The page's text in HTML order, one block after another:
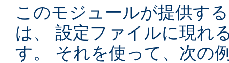
このモジュールが提供す
は、 設定ファイルに現れ
す。 それを使って、次の